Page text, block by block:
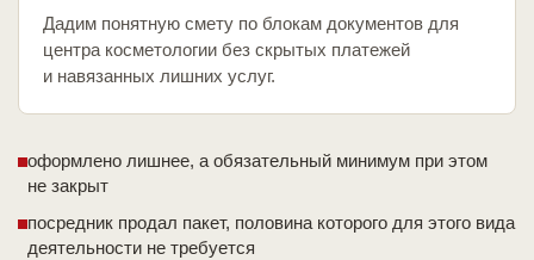
Дадим понятную смету по блокам документов для
центра косметологии без скрытых платежей
и навязанных лишних услуг.
оформлено лишнее, а обязательный минимум при этом
не закрыт
посредник продал пакет, половина которого для этого вида
деятельности не требуется